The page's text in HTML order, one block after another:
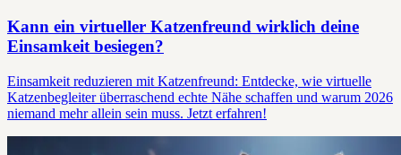
Kann ein virtueller Katzenfreund wirklich deine
Einsamkeit besiegen?
Einsamkeit reduzieren mit Katzenfreund: Entdecke, wie virtuelle
Katzenbegleiter überraschend echte Nähe schaffen und warum 2026
niemand mehr allein sein muss. Jetzt erfahren!